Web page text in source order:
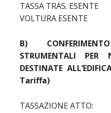
TASSA TRAS. ESENTE
VOLTURA ESENTE
B)
STRUMENTALI
DESTINATE
Tariffa)
TASSAZIONE ATTO: